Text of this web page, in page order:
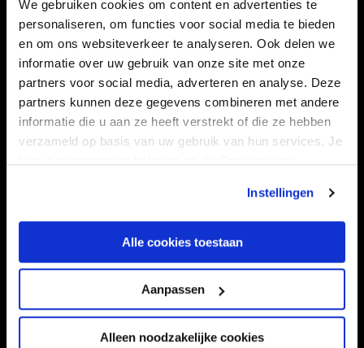
We gebruiken cookies om content en advertenties te
personaliseren, om functies voor social media te bieden
en om ons websiteverkeer te analyseren. Ook delen we
informatie over uw gebruik van onze site met onze
partners voor social media, adverteren en analyse. Deze
partners kunnen deze gegevens combineren met andere
informatie die u aan ze heeft verstrekt of die ze hebben
verzameld op basis van uw gebruik van hun services. Je
Instellingen
Alle cookies toestaan
Aanpassen
Alleen noodzakelijke cookies
Volg ons ook via
Navigeer naar
CLUB
TEAMS
FOUNDATION
KAARTVERKOOP
VEELGESTELDE VRAGEN